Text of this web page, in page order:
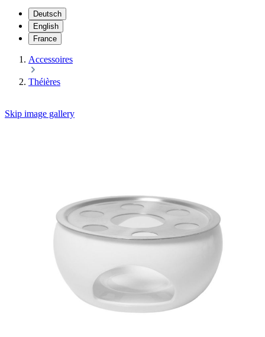
Deutsch
English
France
Accessoires
Théières
Skip image gallery